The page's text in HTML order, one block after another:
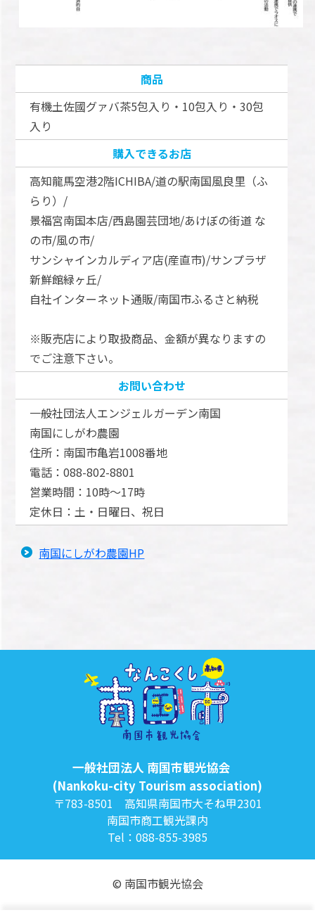
商品
有機土佐國グァバ茶5包入り・10包入り・30包
入り
購入できるお店
高知龍馬空港2階ICHIBA/道の駅南国風良里（ふ
らり）/
景福宮南国本店/西島園芸団地/あけぼの街道 な
の市/風の市/
サンシャインカルディア店(産直市)/サンプラザ
新鮮館緑ヶ丘/
自社インターネット通販/南国市ふるさと納税
※販売店により取扱商品、金額が異なりますの
でご注意下さい。
お問い合わせ
一般社団法人エンジェルガーデン南国
南国にしがわ農園
住所：南国市亀岩1008番地
電話：088-802-8801
営業時間：10時～17時
定休日：土・日曜日、祝日
南国にしがわ農園HP
一般社団法人 南国市観光協会
(Nankoku-city Tourism association)
〒783-8501 高知県南国市大そね甲2301
南国市商工観光課内
Tel：088-855-3985
© 南国市観光協会